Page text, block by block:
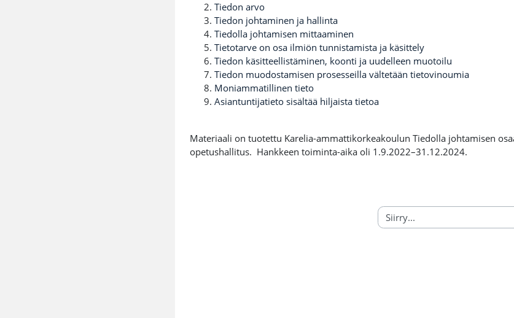
Tiedon arvo
Tiedon johtaminen ja hallinta
Tiedolla johtamisen mittaaminen
Tietotarve on osa ilmiön tunnistamista ja käsittely
Tiedon käsitteellistäminen, koonti ja uudelleen muotoilu
Tiedon muodostamisen prosesseilla vältetään tietovinoumia
Moniammatillinen tieto
Asiantuntijatieto sisältää hiljaista tietoa
Materiaali on tuotettu Karelia-ammattikorkeakoulun Tiedolla johtamisen
opetushallitus. Hankkeen toiminta-aika oli 1.9.2022–31.12.2024.